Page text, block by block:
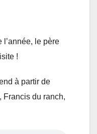
l’année, le père
!
à partir de
Francis du ranch,